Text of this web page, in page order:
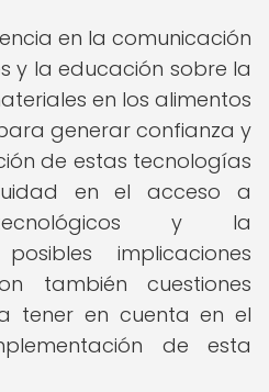
en la comunicación
y la educación sobre la
en los alimentos
generar confianza y
de estas tecnologías
en el acceso a
y la
implicaciones
también cuestiones
tener en cuenta en el
de esta